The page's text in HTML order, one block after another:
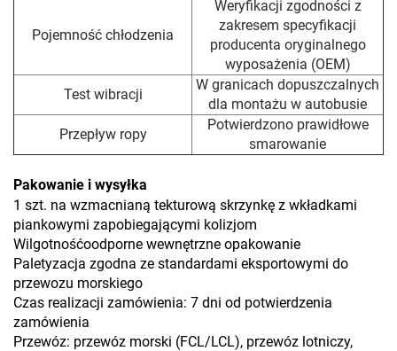
Pojemność chłodzenia
Weryfikacji zgodności z
zakresem specyfikacji
producenta oryginalnego
wyposażenia (OEM)
Test wibracji
W granicach dopuszczalnych
dla montażu w autobusie
Przepływ ropy
Potwierdzono prawidłowe
smarowanie
Pakowanie i wysyłka
1 szt. na wzmacnianą tekturową skrzynkę z wkładkami
piankowymi zapobiegającymi kolizjom
Wilgotnośćoodporne wewnętrzne opakowanie
Paletyzacja zgodna ze standardami eksportowymi do
przewozu morskiego
Czas realizacji zamówienia: 7 dni od potwierdzenia
zamówienia
Przewóz: przewóz morski (FCL/LCL), przewóz lotniczy,